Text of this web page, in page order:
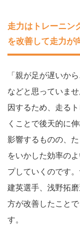
走力はトレーニン
を改善して走力が
「親が足が遅いか
などと思っていま
因するため、走る
くことで後天的に
影響するものの、
をいかした効率の
プしていくのです
建英選手、浅野拓
方が改善したこと
す。